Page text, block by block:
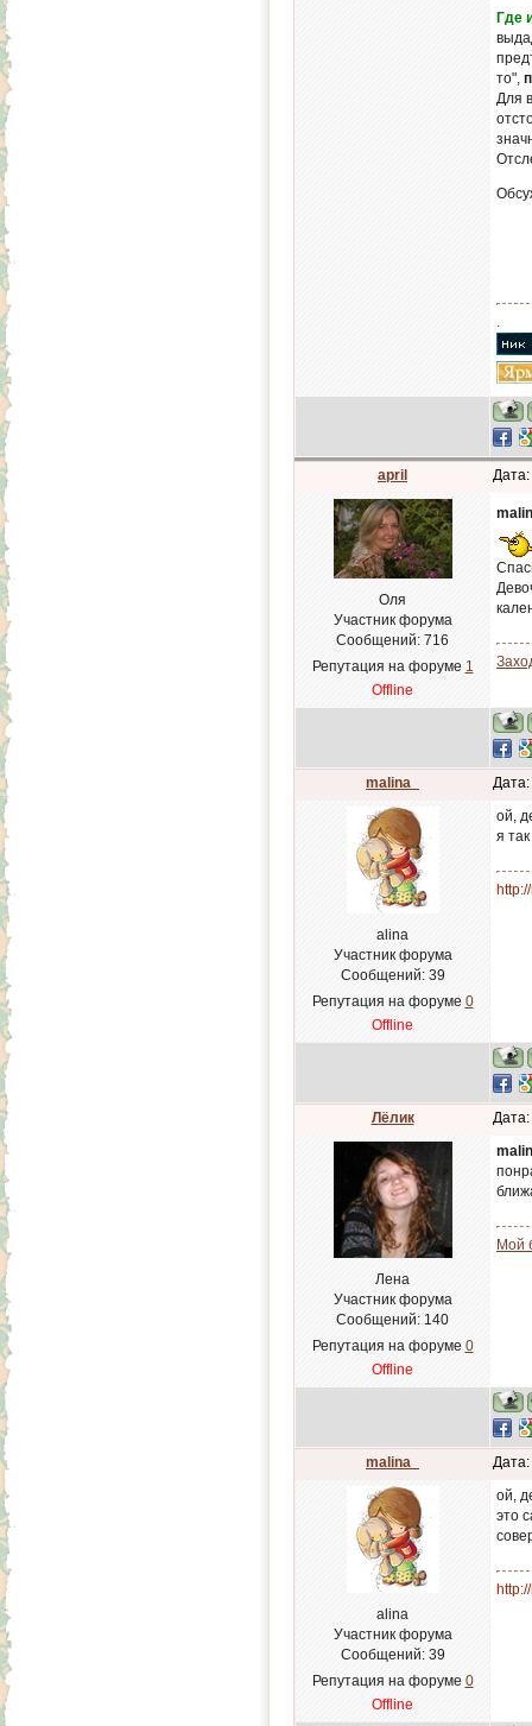
Где
то",
Для
.
april
Оля
Участник форума
Сообщений: 716
Репутация на форуме 1
Offline
malina_
alina
Участник форума
Сообщений: 39
Репутация на форуме 0
Offline
ой,
я
Лёлик
Лена
Участник форума
Сообщений: 140
Репутация на форуме 0
Offline
Мой
malina_
alina
Участник форума
Сообщений: 39
Репутация на форуме 0
Offline
ой,
это